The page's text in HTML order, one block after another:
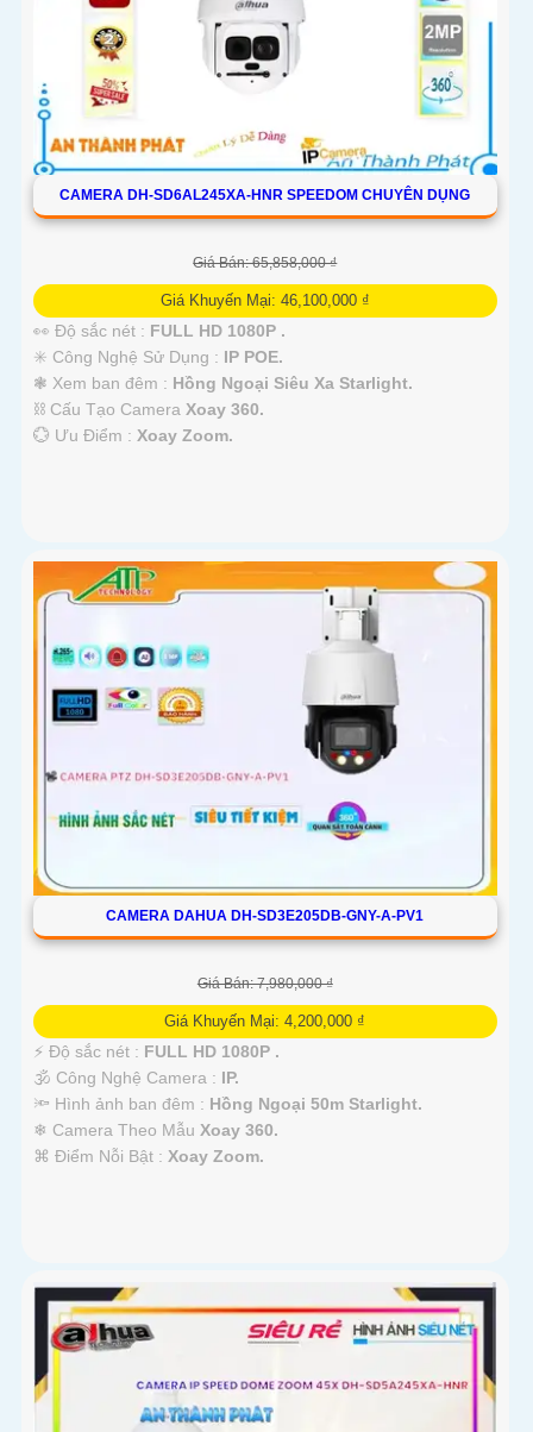
CAMERA DH-SD6AL245XA-HNR SPEEDOM CHUYÊN DỤNG
Giá Bán: 65,858,000 ₫
Giá Khuyến Mại: 46,100,000 ₫
👀 Độ sắc nét : FULL HD 1080P .
✳️ Công Nghệ Sử Dụng : IP POE.
❃ Xem ban đêm : Hồng Ngoại Siêu Xa Starlight.
⛓ Cấu Tạo Camera Xoay 360.
️💮 Ưu Điểm : Xoay Zoom.
CAMERA DAHUA DH-SD3E205DB-GNY-A-PV1
Giá Bán: 7,980,000 ₫
Giá Khuyến Mại: 4,200,000 ₫
️⚡ Độ sắc nét : FULL HD 1080P .
🕉️ Công Nghệ Camera : IP.
🔦 Hình ảnh ban đêm : Hồng Ngoại 50m Starlight.
❄ Camera Theo Mẫu Xoay 360.
️⌘ Điểm Nỗi Bật : Xoay Zoom.